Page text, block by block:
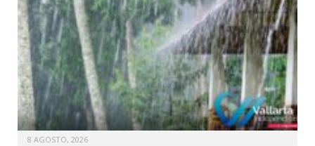
8 AGOSTO, 2026